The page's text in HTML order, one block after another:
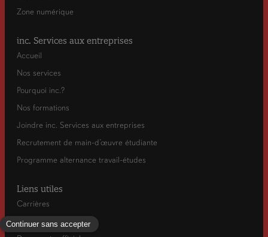
Zone numérique
inc. Services aux entreprises
Accueil
Nos services
Pourquoi inc.?
Nos formations
Joindre inc. Services aux entreprises
Recrutement de main-d’œuvre étudiante
Programme alternance travail-études
Liens utiles
Carrières
Actualités